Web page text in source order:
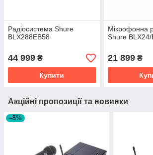
Радіосистема Shure
BLX288EB58
44 999 ₴
Купити
Мікрофонна
Shure BLX24/
21 899₴
Акційні пропозиції та новинки
–5%